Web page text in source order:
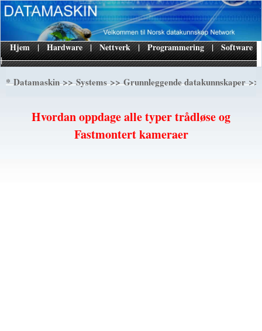
|
Hjem | Hardware | Nettverk | Programmering | Software
*Datamaskin>>Systems>>Grunnleggende datakunnskaper>>
Hvordan oppdage alle typer trådløse og
Fastmontert kameraer